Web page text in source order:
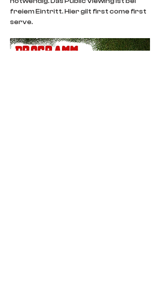
freiem Eintritt. Hier gilt first come first
serve.